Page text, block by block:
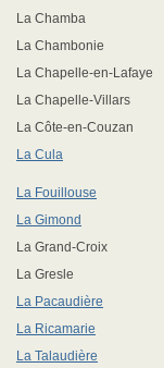
La Chamba
La Chambonie
La Chapelle-en-Lafaye
La Chapelle-Villars
La Côte-en-Couzan
La Cula
La Fouillouse
La Gimond
La Grand-Croix
La Gresle
La Pacaudière
La Ricamarie
La Talaudière